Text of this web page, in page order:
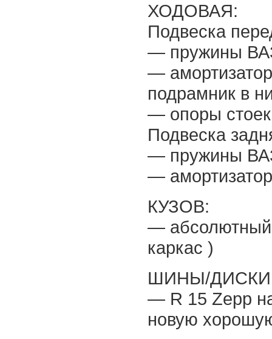
ХОДОВАЯ:
Подвеска
— пружины
—
подрамник в
— опоры
Подвеска
— пружины
—
КУЗОВ:
— абсолютный
каркас )
ШИНЫ/
— R 15 Zepp
новую